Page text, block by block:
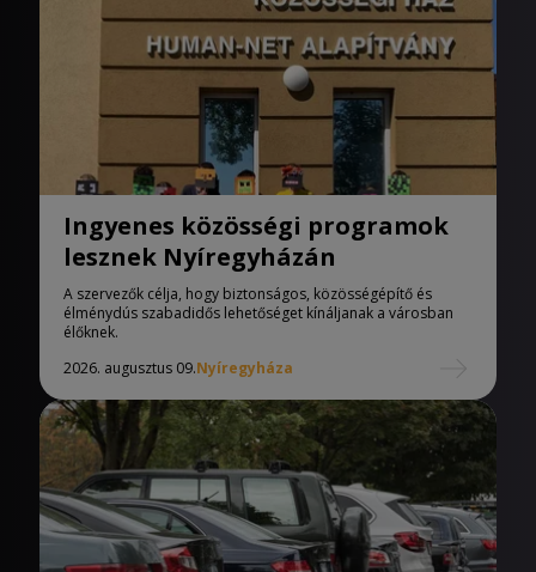
Ingyenes közösségi programok
lesznek Nyíregyházán
A szervezők célja, hogy biztonságos, közösségépítő és
élménydús szabadidős lehetőséget kínáljanak a városban
élőknek.
2026. augusztus 09.Nyíregyháza